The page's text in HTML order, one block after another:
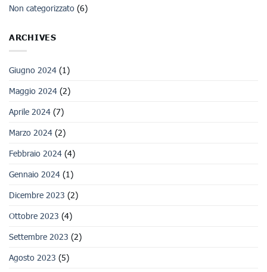
Non categorizzato (6)
ARCHIVES
Giugno 2024 (1)
Maggio 2024 (2)
Aprile 2024 (7)
Marzo 2024 (2)
Febbraio 2024 (4)
Gennaio 2024 (1)
Dicembre 2023 (2)
Ottobre 2023 (4)
Settembre 2023 (2)
Agosto 2023 (5)